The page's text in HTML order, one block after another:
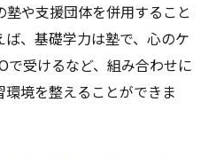
や支援団体を併用すること
、基礎学力は塾で、心のケ
で受けるなど、組み合わせに
境を整えることができま